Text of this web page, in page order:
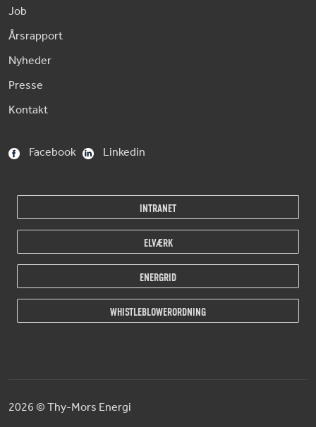
Job
Årsrapport
Nyheder
Presse
Kontakt
Facebook
Linkedin
INTRANET
ELVÆRK
ENERGRID
WHISTLEBLOWERORDNING
2026© Thy-Mors Energi